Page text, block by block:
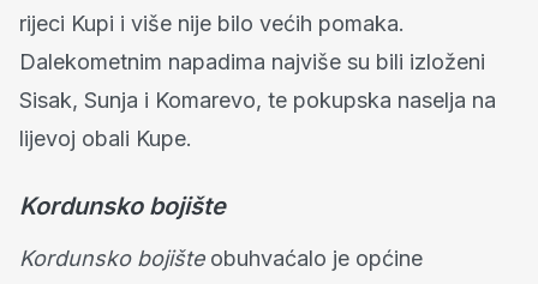
rijeci Kupi i više nije bilo većih pomaka.
Dalekometnim napadima najviše su bili izloženi
Sisak, Sunja i Komarevo, te pokupska naselja na
lijevoj obali Kupe.
Kordunsko bojište
Kordunsko bojište obuhvaćalo je općine